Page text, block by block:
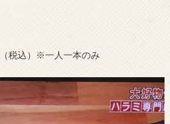
税込）※一人一本のみ